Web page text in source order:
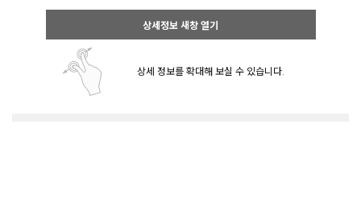
상세정보 새창 열기
상세 정보를 확대해 보실 수 있습니다.